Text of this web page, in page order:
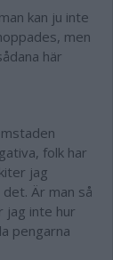
kan ju inte
men
här
folk har
jag
Är man så
jag inte hur
pengarna